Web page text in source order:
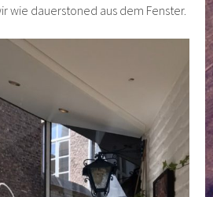
wie dauerstoned aus dem Fenster.